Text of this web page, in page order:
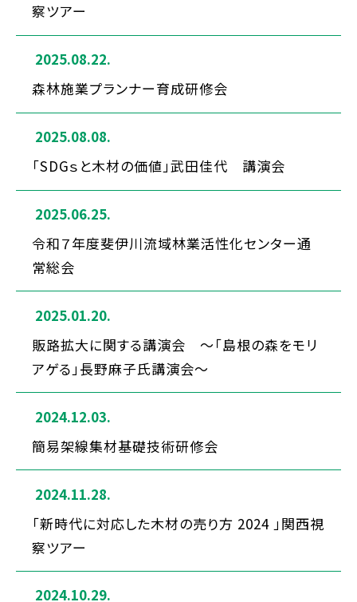
察ツアー
2025.08.22.
森林施業プランナー育成研修会
2025.08.08.
「SDGｓと木材の価値」武田佳代 講演会
2025.06.25.
令和７年度斐伊川流域林業活性化センター通
常総会
2025.01.20.
販路拡大に関する講演会 ～「島根の森をモリ
アゲる」長野麻子氏講演会～
2024.12.03.
簡易架線集材基礎技術研修会
2024.11.28.
「新時代に対応した木材の売り方 2024 」関西視
察ツアー
2024.10.29.